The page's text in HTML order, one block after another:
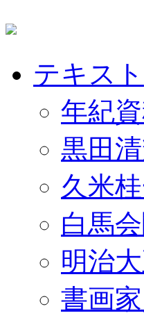
テキスト
年紀
黒田
久米
白馬
明治
書画